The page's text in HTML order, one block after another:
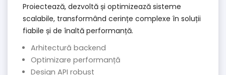
Proiectează, dezvoltă și optimizează sisteme
scalabile, transformând cerințe complexe în soluții
fiabile și de înaltă performanță.
Arhitectură backend
Optimizare performanță
Design API robust